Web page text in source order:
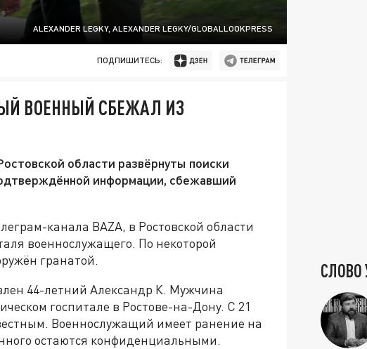
ALEXANDER LEGKY, ALEXANDER LEGKY/GLOBALLOOKPRESS
ПОДПИШИТЕСЬ:
ВОЕННЫЙ СБЕЖАЛ ИЗ
области развёрнуты поиски
информации, сбежавший
канала BAZA, в Ростовской области
военнослужащего. По некоторой
гранатой.
44-летний Александр К. Мужчина
госпитале в Ростове-на-Дону. С 21
Военнослужащий имеет ранение на
остаются конфиденциальными.
СЛОВО